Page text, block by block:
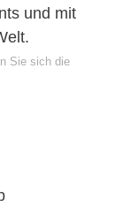
und mit
Sie sich die